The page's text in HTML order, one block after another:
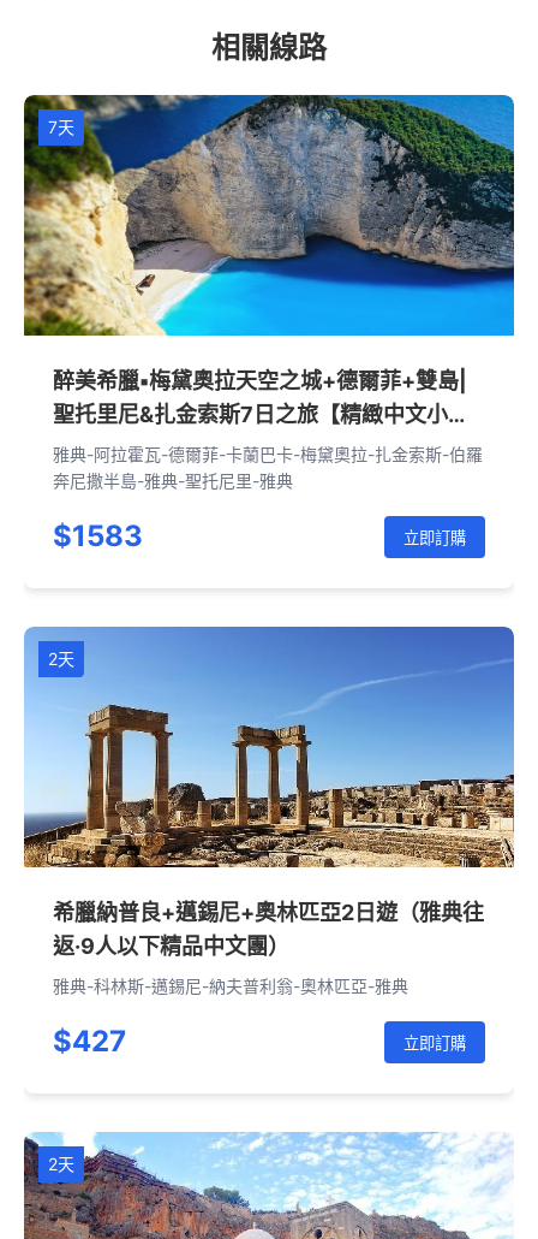
相關線路
7天
醉美希臘▪梅黛奧拉天空之城+德爾菲+雙島|
聖托里尼&扎金索斯7日之旅【精緻中文小
團】
雅典-阿拉霍瓦-德爾菲-卡蘭巴卡-梅黛奧拉-扎金索斯-伯羅
奔尼撒半島-雅典-聖托尼里-雅典
$1583 立即訂購
2天
希臘納普良+邁錫尼+奧林匹亞2日遊（雅典往
返·9人以下精品中文團）
雅典-科林斯-邁錫尼-納夫普利翁-奧林匹亞-雅典
$427 立即訂購
2天